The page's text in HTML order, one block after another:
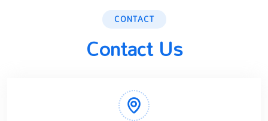
CONTACT
Contact Us